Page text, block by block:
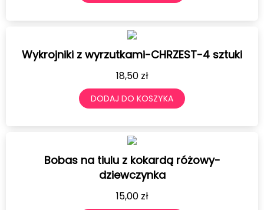
Wykrojniki z wyrzutkami-CHRZEST-4 sztuki
18,50 zł
DODAJ DO KOSZYKA
Bobas na tiulu z kokardą różowy-
dziewczynka
15,00 zł